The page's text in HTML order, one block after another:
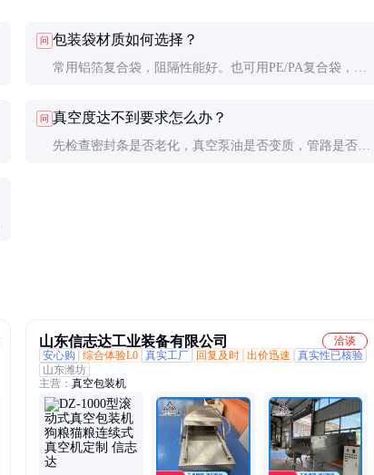
问 包装袋材质如何选择？
常用铝箔复合袋，阻隔性能好。也可用PE/PA复合袋，成
问 真空度达不到要求怎么办？
先检查密封条是否老化，真空泵油是否变质，管路是否有
山东信志达工业装备有限公司
洽谈
安心购
综合体验L0 真实工厂 回复及时 出价迅速
真实性已核验
山东潍坊
主营： 真空包装机